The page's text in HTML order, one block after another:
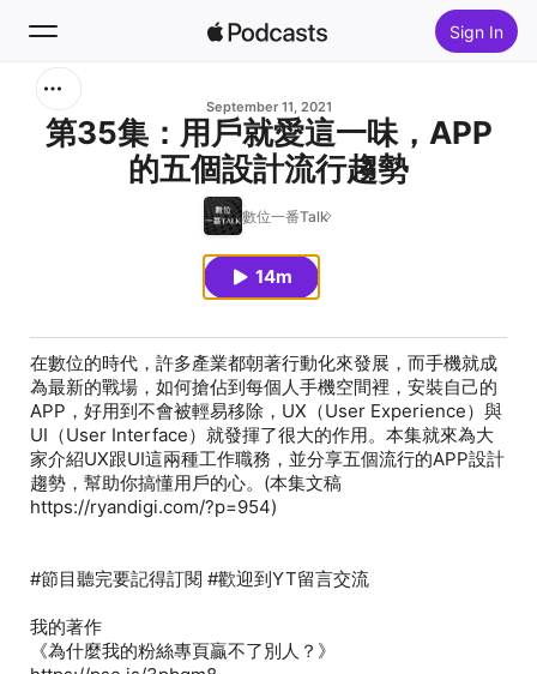
Sign In
September 11, 2021
第35集：用戶就愛這一味，APP
的五個設計流行趨勢
數位一番Talk
14m
在數位的時代，許多產業都朝著行動化來發展，而手機就成
為最新的戰場，如何搶佔到每個人手機空間裡，安裝自己的
APP，好用到不會被輕易移除，UX（User Experience）與
UI（User Interface）就發揮了很大的作用。本集就來為大
家介紹UX跟UI這兩種工作職務，並分享五個流行的APP設計
趨勢，幫助你搞懂用戶的心。(本集文稿
https://ryandigi.com/?p=954)
#節目聽完要記得訂閱 #歡迎到YT留言交流
我的著作
《為什麼我的粉絲專頁贏不了別人？》